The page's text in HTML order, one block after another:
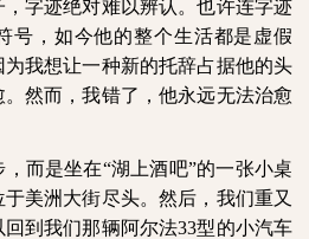
字迹绝对难以辨认。也许连字迹
号，如今他的整个生活都是虚假
我想让一种新的托辞占据他的头
然而，我错了，他永远无法治愈
而是坐在“湖上酒吧”的一张小桌
美洲大街尽头。然后，我们重又
到我们那辆阿尔法33型的小汽车